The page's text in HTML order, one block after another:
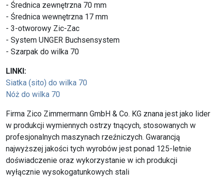
- Średnica zewnętrzna 70 mm
- Średnica wewnętrzna 17 mm
- 3-otworowy Zic-Zac
- System UNGER Buchsensystem
- Szarpak do wilka 70
LINKI:
Siatka (sito) do wilka 70
Nóż do wilka 70
Firma Zico Zimmermann GmbH & Co. KG znana jest jako lider
w produkcji wymiennych ostrzy tnących, stosowanych w
profesjonalnych maszynach rzeźniczych. Gwarancją
najwyższej jakości tych wyrobów jest ponad 125-letnie
doświadczenie oraz wykorzystanie w ich produkcji
wyłącznie wysokogatunkowych stali